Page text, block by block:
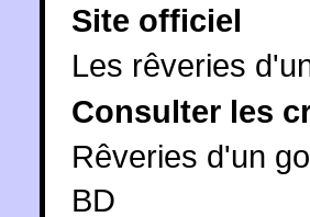
Site officiel
Les rêveries
Consulter les
Rêveries d'un
BD